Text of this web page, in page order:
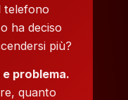
telefono
ha deciso
più?
problema.
quanto